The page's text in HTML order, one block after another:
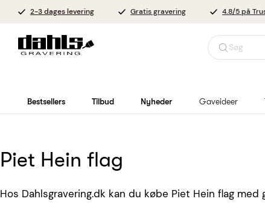
2-3 dages levering Gratis gravering 4.8/5 på
Søg
Bestsellers Tilbud Nyheder Gaveideer
Piet Hein flag
Hos Dahlsgravering.dk kan du købe Piet Hein flag